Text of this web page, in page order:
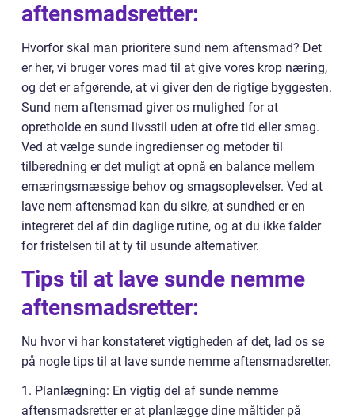
aftensmadsretter:
Hvorfor skal man prioritere sund nem aftensmad? Det
er her, vi bruger vores mad til at give vores krop næring,
og det er afgørende, at vi giver den de rigtige byggesten.
Sund nem aftensmad giver os mulighed for at
opretholde en sund livsstil uden at ofre tid eller smag.
Ved at vælge sunde ingredienser og metoder til
tilberedning er det muligt at opnå en balance mellem
ernæringsmæssige behov og smagsoplevelser. Ved at
lave nem aftensmad kan du sikre, at sundhed er en
integreret del af din daglige rutine, og at du ikke falder
for fristelsen til at ty til usunde alternativer.
Tips til at lave sunde nemme
aftensmadsretter:
Nu hvor vi har konstateret vigtigheden af det, lad os se
på nogle tips til at lave sunde nemme aftensmadsretter.
1. Planlægning: En vigtig del af sunde nemme
aftensmadsretter er at planlægge dine måltider på